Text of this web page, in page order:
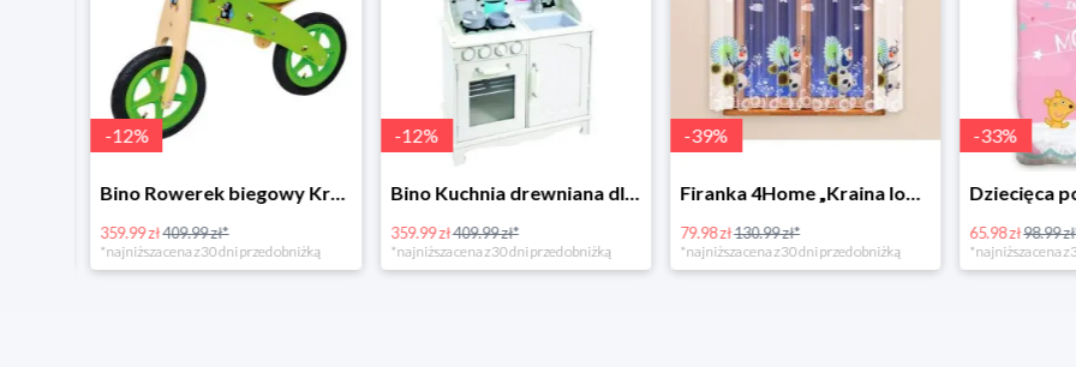
-12%
Bino Rowerek biegowy Krecik
359.99 zł409.99 zł*
*najniższa cena z 30 dni przed obniżką
-12%
Bino Kuchnia drewniana dla dzieci Provence
359.99 zł409.99 zł*
*najniższa cena z 30 dni przed obniżką
-39%
Firanka 4Home „Kraina lodu” (Frozen)
79.98 zł130.99 zł*
*najniższa cena z 30 dni przed obniżką
-33%
65.98 zł98.99 zł*
*najniższa cena z